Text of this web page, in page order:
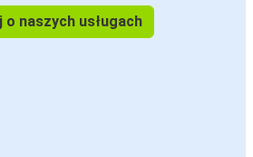
o naszych usługach